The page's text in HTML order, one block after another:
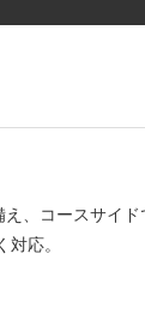
、コースサイ
応。